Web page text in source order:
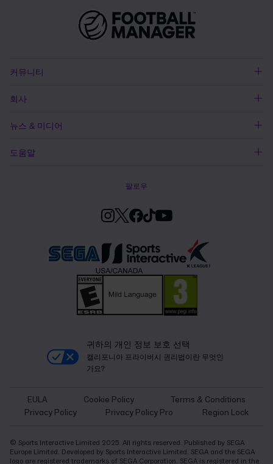
커뮤니티
회사
뉴스 & 미디어
도움말
팔로우
귀하의 개인 정보 보호 선택
캘리포니아 프라이버시 권리법이란 무엇인
가요?
EULA Cookie Policy
Terms & Conditions
Privacy Policy
Privacy Policy Pro Region Lock
© Sports Interactive Limited 2025. All rights reserved. Published by SEGA
Europe Limited. Developed by Sports Interactive Limited. SEGA and the SEGA
logo are registered trademarks of SEGA Corporation. SEGA is registered in the